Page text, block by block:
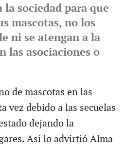
sociedad para que
mascotas, no los
ni se atengan a la
las asociaciones o
de mascotas en las
vez debido a las secuelas
dejando la
Así lo advirtió Alma